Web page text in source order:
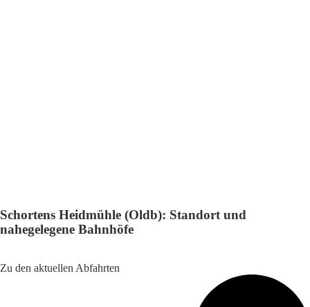
Schortens Heidmühle (Oldb): Standort und
nahegelegene Bahnhöfe
Zu den aktuellen Abfahrten